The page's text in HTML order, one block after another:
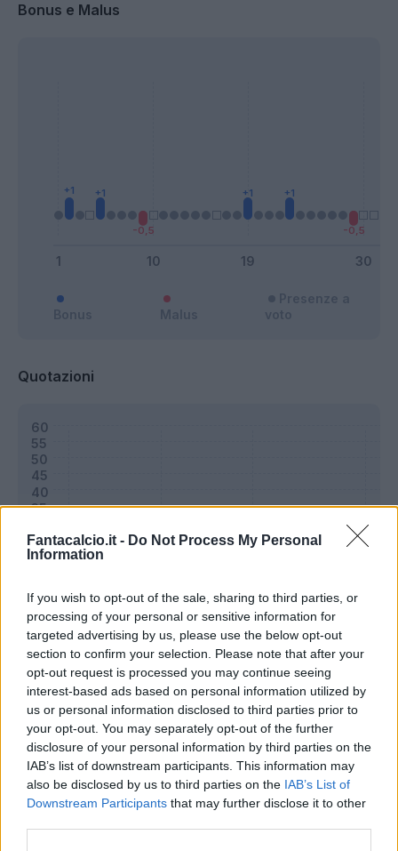
Fantacalcio.it - Do Not Process My Personal
Information
If you wish to opt-out of the sale, sharing to third parties, or
processing of your personal or sensitive information for
targeted advertising by us, please use the below opt-out
section to confirm your selection. Please note that after your
opt-out request is processed you may continue seeing
interest-based ads based on personal information utilized by
us or personal information disclosed to third parties prior to
your opt-out. You may separately opt-out of the further
disclosure of your personal information by third parties on the
IAB’s list of downstream participants. This information may
also be disclosed by us to third parties on the IAB’s List of
Downstream Participants that may further disclose it to other
Bonus e Malus
Quotazioni
Classic Mantra
Riepilogo stagione
Titolare 22 - 75